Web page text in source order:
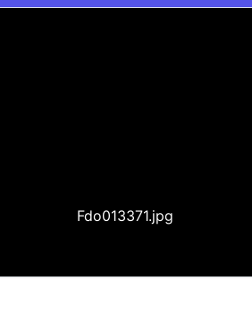
Fdo013371.jpg